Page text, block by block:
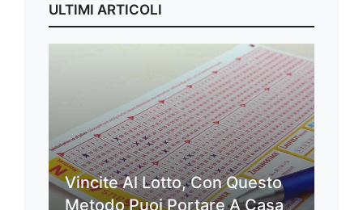
ULTIMI ARTICOLI
Vincite Al Lotto, Con Questo
Metodo Puoi Portare A Casa